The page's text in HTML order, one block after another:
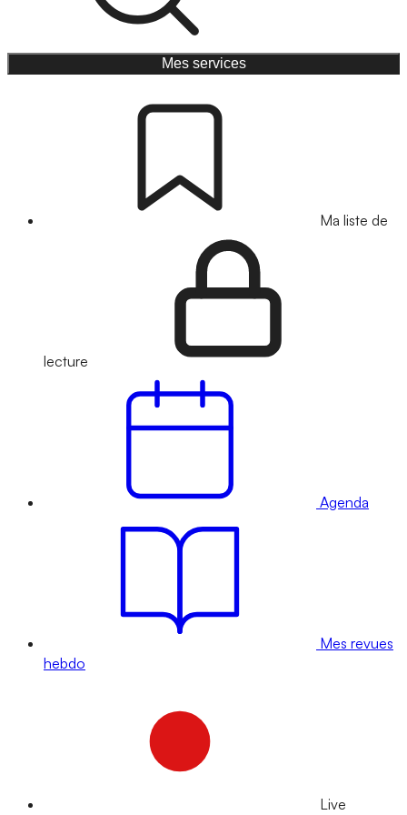
Mes services
Ma liste de
lecture
Agenda
Mes revues
hebdo
Live